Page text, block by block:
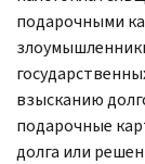
подарочными
взысканию
подарочные
долга или